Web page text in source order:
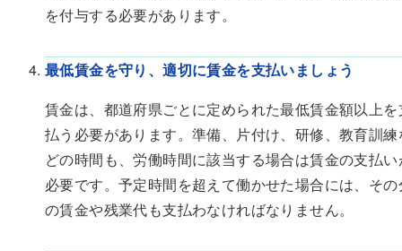
を付与する必要があります。
最低賃金を守り、適切に賃金を支払いましょう
賃金は、都道府県ごとに定められた最低賃金額以上を
払う必要があります。準備、片付け、研修、教育訓練
どの時間も、労働時間に該当する場合は賃金の支払い
必要です。予定時間を超えて働かせた場合には、その
の賃金や残業代も支払わなければなりません。